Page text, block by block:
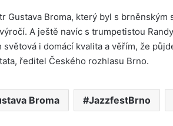
Gustava Broma, který byl s
A ještě navíc s trumpetistou
i domácí kvalita a věřím, že
ředitel Českého rozhlasu Brno.
Broma JazzfestBrno